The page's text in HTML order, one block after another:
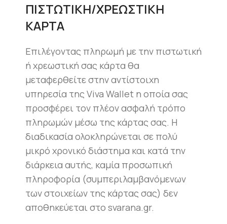
ΠΙΣΤΩΤΙΚΗ/ΧΡΕΩΣΤΙΚΗ
ΚΑΡΤΑ
Επιλέγοντας πληρωμή με την πιστωτική
ή χρεωστική σας κάρτα θα
μεταφερθείτε στην αντίστοιχη
υπηρεσία της Viva Wallet η οποία σας
προσφέρει τον πλέον ασφαλή τρόπο
πληρωμών μέσω της κάρτας σας. Η
διαδικασία ολοκληρώνεται σε πολύ
μικρό χρονικό διάστημα και κατά την
διάρκεια αυτής, καμία προσωπική
πληροφορία (συμπεριλαμβανόμενων
των στοιχείων της κάρτας σας) δεν
αποθηκεύεται στο svarana.gr.